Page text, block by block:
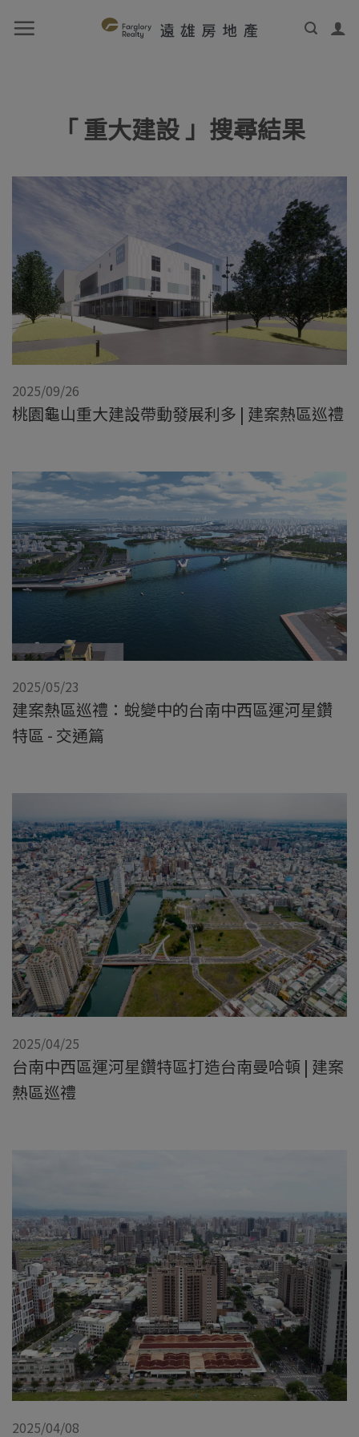
「 重大建設 」搜尋結果
2025/09/26
桃園龜山重大建設帶動發展利多 | 建案熱區巡禮
2025/05/23
建案熱區巡禮：蛻變中的台南中西區運河星鑽
特區 - 交通篇
2025/04/25
台南中西區運河星鑽特區打造台南曼哈頓 | 建案
熱區巡禮
2025/04/08